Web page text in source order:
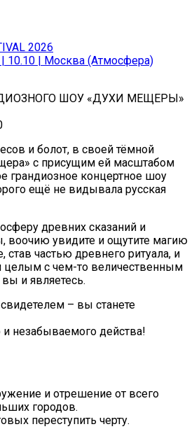
| Москва (Атмосфера)
ШОУ «ДУХИ МЕЩЕРЫ»
и болот, в своей тёмной
с присущим ей масштабом
грандиозное концертное шоу
ещё не видывала русская
древних сказаний и
воочию увидите и ощутите магию
став частью древнего ритуала, и
целым с чем-то величественным
и являетесь.
– вы станете
незабываемого действа!
и отрешение от всего
городов.
переступить черту.